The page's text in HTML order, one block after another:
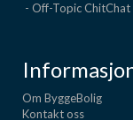
- Off-Topic ChitChat
Om ByggeBolig
Kontakt oss